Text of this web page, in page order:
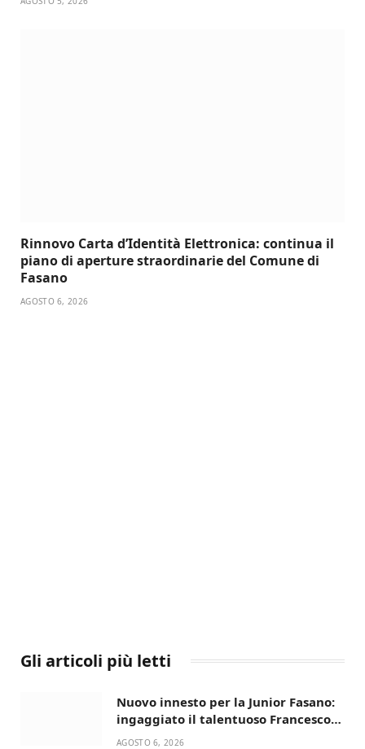
Rinnovo Carta d’Identità Elettronica: continua il
piano di aperture straordinarie del Comune di
Fasano
AGOSTO 6, 2026
Gli articoli più letti
Nuovo innesto per la Junior Fasano:
ingaggiato il talentuoso Francesco
Lupo Timini
AGOSTO 6, 2026